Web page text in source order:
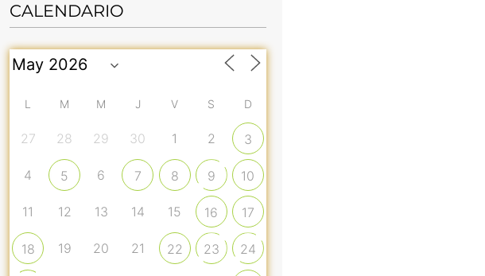
CALENDARIO
L M M J V S D
27 28 29 30 1 2 3
4 5 6 7 8 9 10
11 12 13 14 15 16 17
18 19 20 21 22 23 24